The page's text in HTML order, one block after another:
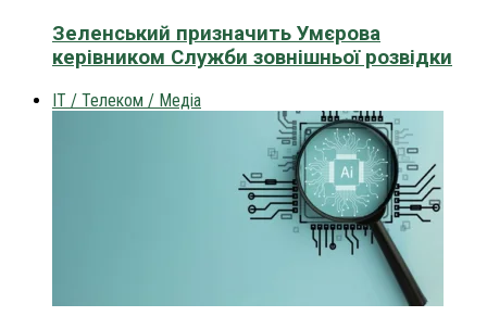
Зеленський призначить Умєрова
керівником Служби зовнішньої розвідки
IT / Телеком / Медіа